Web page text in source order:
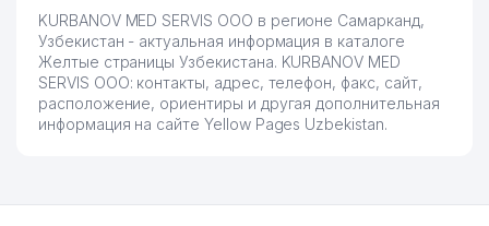
KURBANOV MED SERVIS ООО в регионе Самарканд,
Узбекистан - актуальная информация в каталоге
Желтые страницы Узбекистана. KURBANOV MED
SERVIS ООО: контакты, адрес, телефон, факс, сайт,
расположение, ориентиры и другая дополнительная
информация на сайте Yellow Pages Uzbekistan.